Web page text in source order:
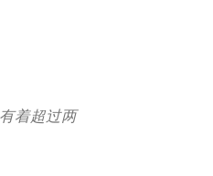
着超过两